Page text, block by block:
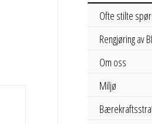
Ofte stilte
Rengjøring av
Om oss
Miljø